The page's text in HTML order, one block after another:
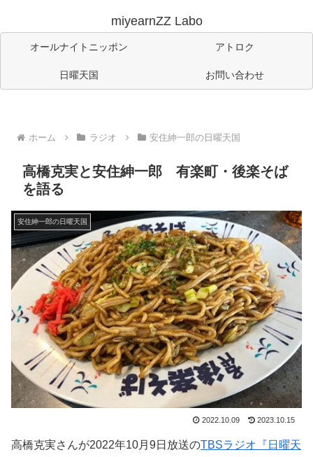
miyearnZZ Labo
オールナイトニッポン アトロク
日曜天国 お問い合わせ
ホーム ラジオ 安住紳一郎の日曜天国
高橋克実と安住紳一郎 有楽町・後楽そば
を語る
安住紳一郎の日曜天国
2022.10.09 2023.10.15
高橋克実さんが2022年10月9日放送のTBSラジオ『日曜天